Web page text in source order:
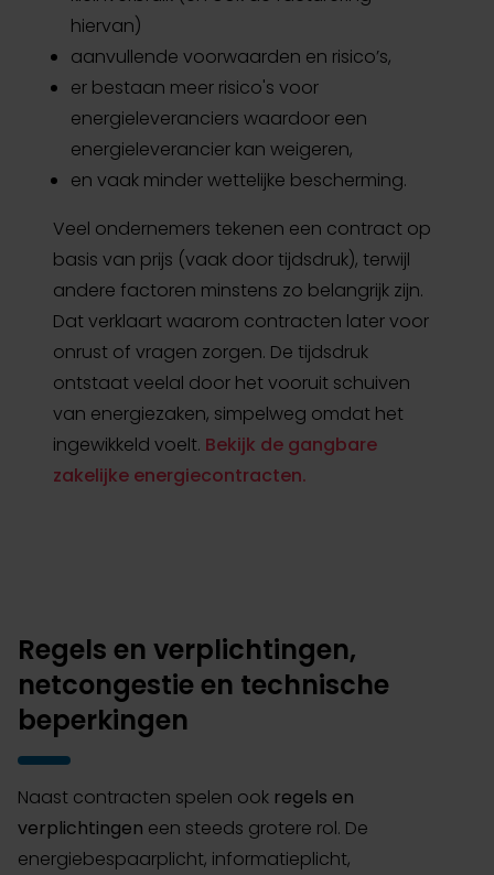
hiervan)
aanvullende voorwaarden en risico’s,
er bestaan meer risico's voor
energieleveranciers waardoor een
energieleverancier kan weigeren,
en vaak minder wettelijke bescherming.
Veel ondernemers tekenen een contract op
basis van prijs (vaak door tijdsdruk), terwijl
andere factoren minstens zo belangrijk zijn.
Dat verklaart waarom contracten later voor
onrust of vragen zorgen. De tijdsdruk
ontstaat veelal door het vooruit schuiven
van energiezaken, simpelweg omdat het
ingewikkeld voelt. Bekijk de gangbare
zakelijke energiecontracten.
Regels en verplichtingen,
netcongestie en technische
beperkingen
Naast contracten spelen ook regels en
verplichtingen een steeds grotere rol. De
energiebespaarplicht, informatieplicht,